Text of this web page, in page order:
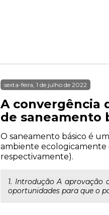
sexta-feira, 1 de julho de 2022
A convergência
de saneamento
O saneamento básico é
ambiente ecologicamente
respectivamente).
1. Introdução A aprovação
oportunidades para que o